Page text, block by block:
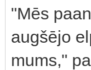
"Mēs
augšējo
mums,"